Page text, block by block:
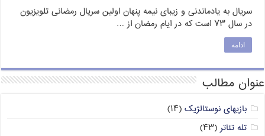
سریال به یادماندنی و زیبای نیمه پنهان اولین سریال رمضانی تلویزیون
در سال ۷۳ است که در ایام رمضان از …
ادامه
عنوان مطالب
بازیهای نوستالژیک (۱۴)
تله تئاتر (۴۳)